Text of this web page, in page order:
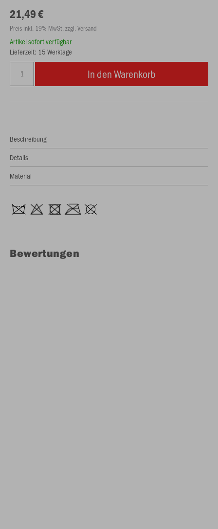
21,49 €
Preis inkl. 19% MwSt. zzgl. Versand
Artikel sofort verfügbar
Lieferzeit: 15 Werktage
In den Warenkorb
Beschreibung
Details
Material
Bewertungen